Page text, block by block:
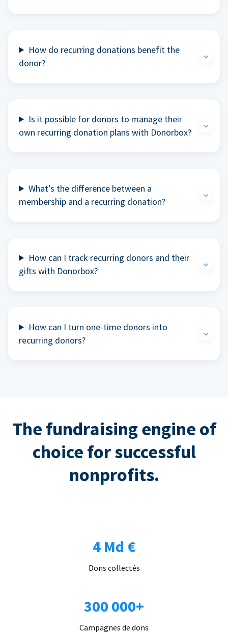
How do recurring donations benefit the
donor?
Is it possible for donors to manage their
own recurring donation plans with Donorbox?
What’s the difference between a
membership and a recurring donation?
How can I track recurring donors and their
gifts with Donorbox?
How can I turn one-time donors into
recurring donors?
The fundraising engine of
choice for successful
nonprofits.
4 Md €
Dons collectés
300 000+
Campagnes de dons